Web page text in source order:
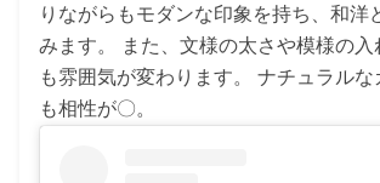
りながらもモダンな印象を持ち、和洋
みます。 また、文様の太さや模様の入
も雰囲気が変わります。 ナチュラルな
も相性が〇。